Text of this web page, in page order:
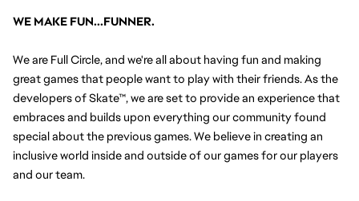
WE MAKE FUN...FUNNER.
We are Full Circle, and we're all about having fun and making
great games that people want to play with their friends. As the
developers of Skate™, we are set to provide an experience that
embraces and builds upon everything our community found
special about the previous games. We believe in creating an
inclusive world inside and outside of our games for our players
and our team.